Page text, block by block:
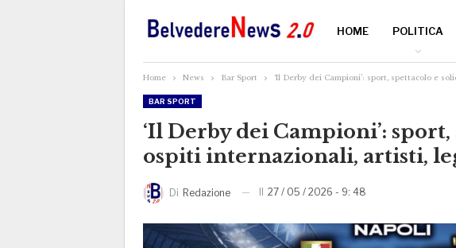
HOME POLITICA
Home News Bar Sport ‘Il Derby dei Campioni’: sport, spettacolo e
BAR SPORT
‘Il Derby dei Campioni’:
ospiti internazionali, artisti,
Di Redazione 27 / 05 / 2026 - 9: 48